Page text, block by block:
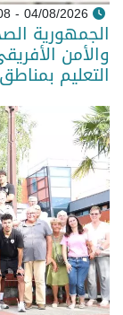
04/08/2026 - 15:08
الجمهورية
والأمن
التعليم